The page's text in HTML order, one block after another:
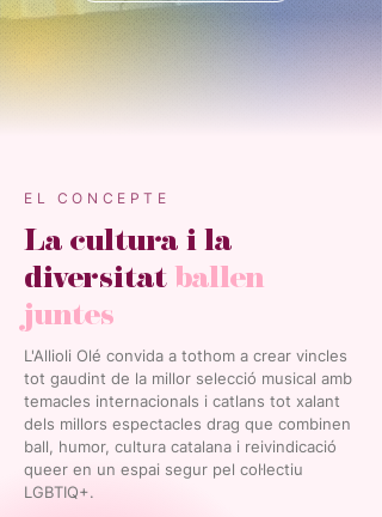
EL CONCEPTE
La cultura i la
diversitat ballen
juntes
L'Allioli Olé convida a tothom a crear vincles
tot gaudint de la millor selecció musical amb
temacles internacionals i catlans tot xalant
dels millors espectacles drag que combinen
ball, humor, cultura catalana i reivindicació
queer en un espai segur pel col·lectiu
LGBTIQ+.